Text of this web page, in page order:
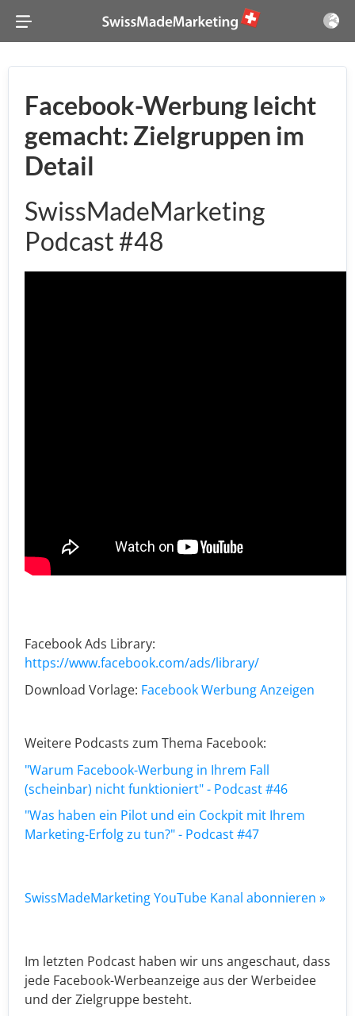
Facebook-Werbung leicht
gemacht: Zielgruppen im
Detail
SwissMadeMarketing
Podcast #48
Facebook Ads Library:
https://www.facebook.com/ads/library/
Download Vorlage: Facebook Werbung Anzeigen
Weitere Podcasts zum Thema Facebook:
"Warum Facebook-Werbung in Ihrem Fall
(scheinbar) nicht funktioniert" - Podcast #46
"Was haben ein Pilot und ein Cockpit mit Ihrem
Marketing-Erfolg zu tun?" - Podcast #47
SwissMadeMarketing YouTube Kanal abonnieren »
Im letzten Podcast haben wir uns angeschaut, dass
jede Facebook-Werbeanzeige aus der Werbeidee
und der Zielgruppe besteht.